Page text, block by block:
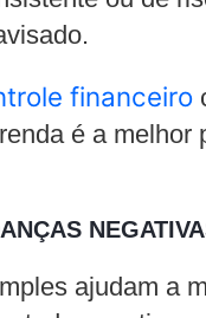
financeiro
é a
ajudam a